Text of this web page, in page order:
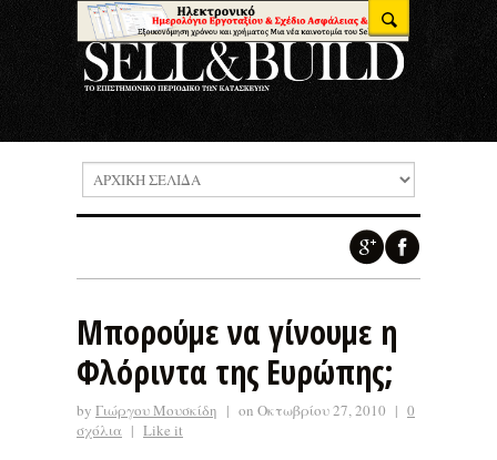
Μπορούμε να γίνουμε η
Φλόριντα της Ευρώπης;
by Γιώργου Μουσκίδη | on Οκτωβρίου 27, 2010 | 0
σχόλια | Like it